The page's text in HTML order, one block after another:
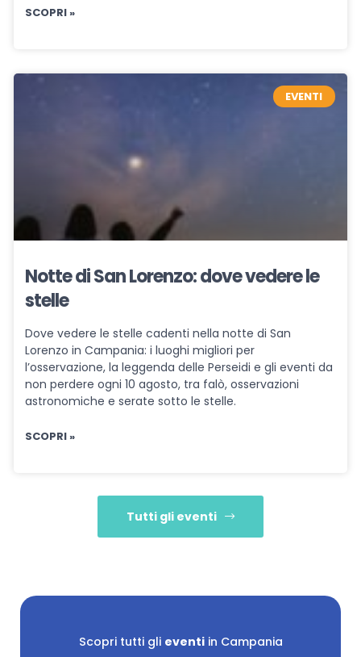
SCOPRI »
EVENTI
Notte di San Lorenzo: dove vedere le
stelle
Dove vedere le stelle cadenti nella notte di San
Lorenzo in Campania: i luoghi migliori per
l’osservazione, la leggenda delle Perseidi e gli eventi da
non perdere ogni 10 agosto, tra falò, osservazioni
astronomiche e serate sotto le stelle.
SCOPRI »
Tutti gli eventi
Scopri tutti gli eventiin Campania